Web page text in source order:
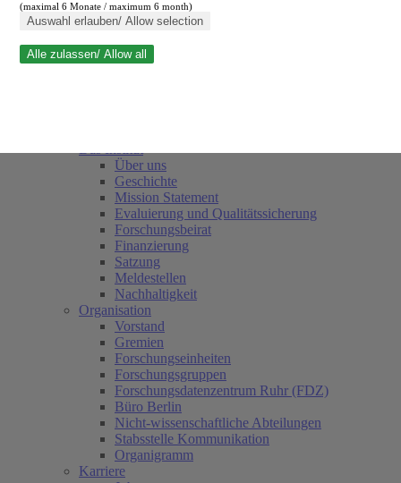
Suche schließen
Über uns
Geschichte
Mission Statement
Evaluierung und Qualitätssicherung
Forschungsbeirat
Finanzierung
Satzung
Meldestellen
Nachhaltigkeit
Organisation
Vorstand
Gremien
Forschungseinheiten
Forschungsgruppen
Forschungsdatenzentrum Ruhr (FDZ)
Büro Berlin
Nicht-wissenschaftliche Abteilungen
Stabsstelle Kommunikation
Organigramm
Karriere
(maximal 6 Monate / maximum 6 month)
Auswahl erlauben/ Allow selection
Alle zulassen/ Allow all